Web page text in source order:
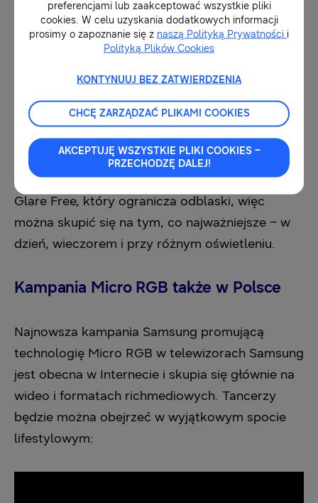
materiale źródłowym są wyblakłe.
Kampania podkreśla również różnorodne
doświadczenia widzów, w tym Tryb AI Piłka
pełni zanurzyć się w meczu, oraz Vision AI
Companion, dostarczający w czasie
rzeczywistym statystyki zawodników i
ulubionych drużyn. Do tego matowy ekran z
Glare Free, który ogranicza odblaski, więc
można skupić się na tym, co najważniejsze – w
dzień, wieczorem i przy różnym oświetleniu.
Kampania Micro RGB także w Polsce
Najnowsza kampania Samsung promującą
technologię Micro RGB w telewizorach Samsung
jest obecna w Internecie i skupia się głównie na
wideo i formatach richmediowych. Tancerzy
będzie można obejrzeć w wyjątkowym spocie
lifestylowym:
preferencjami lub zaakceptować wszystkie pliki
cookies. W celu uzyskania dodatkowych informacji
prosimy o zapoznanie się z naszą Polityką Prywatności i
Polityką Plików Cookies
KONTYNUUJ BEZ ZATWIERDZENIA
CHCĘ ZARZĄDZAĆ PLIKAMI COOKIES
AKCEPTUJĘ WSZYSTKIE PLIKI COOKIES –
PRZECHODZĘ DALEJ!